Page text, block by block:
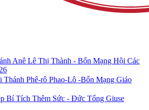
Anê Lê Thị Thành - Bổn Mạng Hội Các
Phê-rô Phao-Lô -Bổn Mạng Giáo
Bí Tích Thêm Sức - Đức Tổng Giuse